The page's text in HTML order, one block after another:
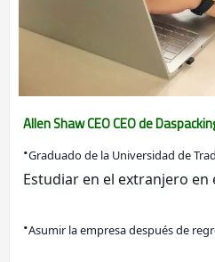
Allen Shaw CEO CEO de
·Graduado de la Universidad de
Estudiar en el extranjero en
·Asumir la empresa después de